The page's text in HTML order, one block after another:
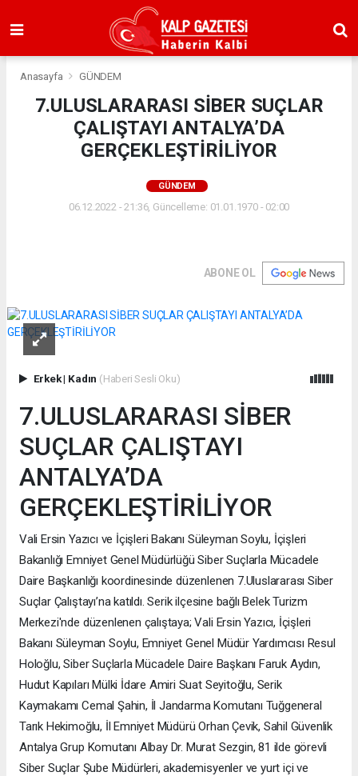
Anasayfa GÜNDEM
7.ULUSLARARASI SİBER SUÇLAR
ÇALIŞTAYI ANTALYA’DA
GERÇEKLEŞTİRİLİYOR
GÜNDEM
06.12.2022 - 21:36, Güncelleme: 01.01.1970 - 02:00
ABONE OL
Erkek| Kadın (Haberi Sesli Oku)
7.ULUSLARARASI SİBER
SUÇLAR ÇALIŞTAYI
ANTALYA’DA
GERÇEKLEŞTİRİLİYOR
Vali Ersin Yazıcı ve İçişleri Bakanı Süleyman Soylu, İçişleri
Bakanlığı Emniyet Genel Müdürlüğü Siber Suçlarla Mücadele
Daire Başkanlığı koordinesinde düzenlenen 7.Uluslararası Siber
Suçlar Çalıştayı’na katıldı. Serik ilçesine bağlı Belek Turizm
Merkezi'nde düzenlenen çalıştaya; Vali Ersin Yazıcı, İçişleri
Bakanı Süleyman Soylu, Emniyet Genel Müdür Yardımcısı Resul
Holoğlu, Siber Suçlarla Mücadele Daire Başkanı Faruk Aydın,
Hudut Kapıları Mülki İdare Amiri Suat Seyitoğlu, Serik
Kaymakamı Cemal Şahin, İl Jandarma Komutanı Tuğgeneral
Tarık Hekimoğlu, İl Emniyet Müdürü Orhan Çevik, Sahil Güvenlik
Antalya Grup Komutanı Albay Dr. Murat Sezgin, 81 ilde görevli
Siber Suçlar Şube Müdürleri, akademisyenler ve yurt içi ve